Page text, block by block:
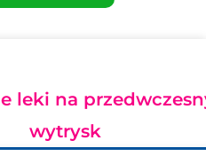
leki na
wytrysk